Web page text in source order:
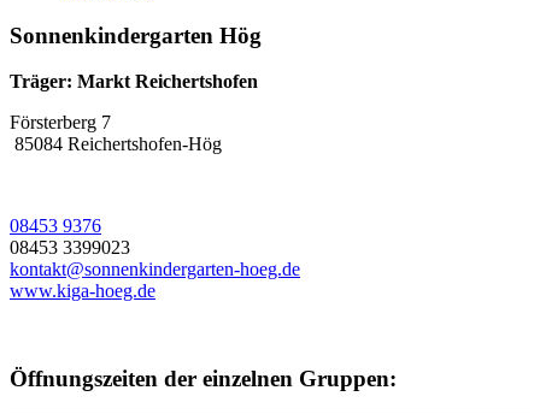
Sonnenkindergarten Hög
Träger: Markt Reichertshofen
Försterberg 7
85084 Reichertshofen-Hög
08453 9376
08453 3399023
kontakt@sonnenkindergarten-hoeg.de
www.kiga-hoeg.de
Öffnungszeiten der einzelnen Gruppen: